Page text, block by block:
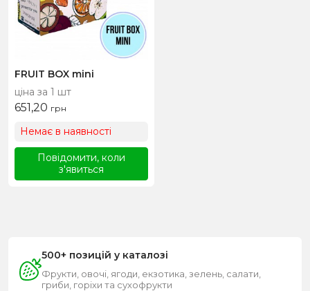
FRUIT BOX mini
ціна за 1 шт
651,20 грн
Немає в наявності
Повідомити, коли
з'явиться
500+ позицій у каталозі
Фрукти, овочі, ягоди, екзотика, зелень, салати,
гриби, горіхи та сухофрукти